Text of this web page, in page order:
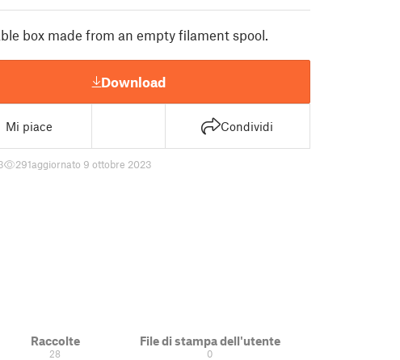
box made from an empty filament spool.
Download
Mi piace Condividi
291aggiornato 9 ottobre 2023
Raccolte
28
File di stampa dell'utente
0